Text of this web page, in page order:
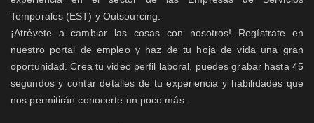
Temporales (EST) y Outsourcing.
¡Atrévete a cambiar las cosas con nosotros! Regístrate en
nuestro portal de empleo y haz de tu hoja de vida una gran
oportunidad. Crea tu video perfil laboral, puedes grabar hasta 45
segundos y contar detalles de tu experiencia y habilidades que
nos permitirán conocerte un poco más.